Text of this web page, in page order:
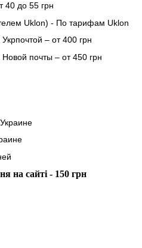
40 до 55 грн
Uklon) - По тарифам Uklon
– от 400 грн
почты – от 450 грн
на сайті - 150 грн